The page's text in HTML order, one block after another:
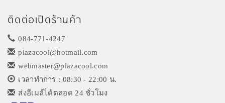
ติดต่อเปิดร้านค้า
084-771-4247
plazacool@hotmail.com
webmaster@plazacool.com
เวลาทำการ : 08:30 - 22:00 น.
ส่งอีเมล์ได้ตลอด 24 ชั่วโมง